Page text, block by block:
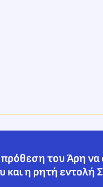
του Άρη να
και η ρητή εντολή